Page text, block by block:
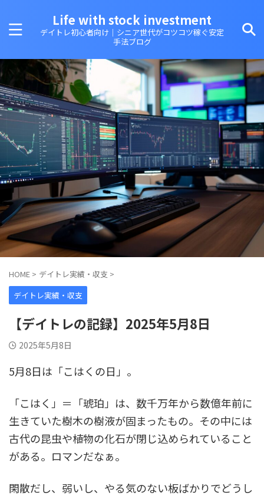
Life with stock investment
デイトレ初心者向け｜シニア世代がコツコツ稼ぐ安定
手法ブログ
HOME > デイトレ実績・収支 >
デイトレ実績・収支
【デイトレの記録】2025年5月8日
2025年5月8日
5月8日は「こはくの日」。
「こはく」＝「琥珀」は、数千万年から数億年前に
生きていた樹木の樹液が固まったもの。その中には
古代の昆虫や植物の化石が閉じ込められていること
がある。ロマンだなぁ。
閑散だし、弱いし、やる気のない板ばかりでどうし